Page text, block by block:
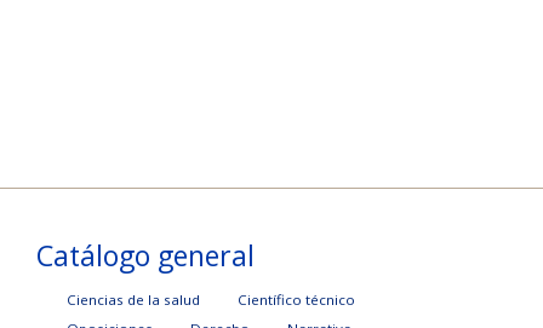
Catálogo general
Ciencias de la salud
Científico técnico